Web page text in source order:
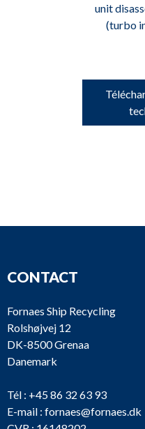
unit
(turbo
CONTACT
Fornaes Ship Recycling
Rolshøjvej 12
DK-8500 Grenaa
Danemark
Tél : +45 86 32 63 93
E-mail : fornaes@fornaes.dk